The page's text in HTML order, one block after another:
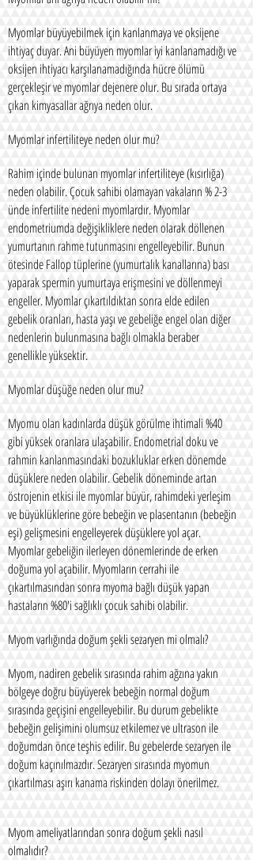
Myomlar büyüyebilmek için kanlanmaya ve oksijene
ihtiyaç duyar. Ani büyüyen myomlar iyi kanlanamadığı ve
oksijen ihtiyacı karşılanamadığında hücre ölümü
gerçekleşir ve myomlar dejenere olur. Bu sırada ortaya
çıkan kimyasallar ağrıya neden olur.
Myomlar infertiliteye neden olur mu?
Rahim içinde bulunan myomlar infertiliteye (kısırlığa)
neden olabilir. Çocuk sahibi olamayan vakaların % 2-3
ünde infertilite nedeni myomlardır. Myomlar
endometriumda değişikliklere neden olarak döllenen
yumurtanın rahme tutunmasını engelleyebilir. Bunun
ötesinde Fallop tüplerine (yumurtalık kanallarına) bası
yaparak spermin yumurtaya erişmesini ve döllenmeyi
engeller. Myomlar çıkartıldıktan sonra elde edilen
gebelik oranları, hasta yaşı ve gebeliğe engel olan diğer
nedenlerin bulunmasına bağlı olmakla beraber
genellikle yüksektir.
Myomlar düşüğe neden olur mu?
Myomu olan kadınlarda düşük görülme ihtimali %40
gibi yüksek oranlara ulaşabilir. Endometrial doku ve
rahmin kanlanmasındaki bozukluklar erken dönemde
düşüklere neden olabilir. Gebelik döneminde artan
östrojenin etkisi ile myomlar büyür, rahimdeki yerleşim
ve büyüklüklerine göre bebeğin ve plasentanın (bebeğin
eşi) gelişmesini engelleyerek düşüklere yol açar.
Myomlar gebeliğin ilerleyen dönemlerinde de erken
doğuma yol açabilir. Myomların cerrahi ile
çıkartılmasından sonra myoma bağlı düşük yapan
hastaların %80'i sağlıklı çocuk sahibi olabilir.
Myom varlığında doğum şekli sezaryen mi olmalı?
Myom, nadiren gebelik sırasında rahim ağzına yakın
bölgeye doğru büyüyerek bebeğin normal doğum
sırasında geçişini engelleyebilir. Bu durum gebelikte
bebeğin gelişimini olumsuz etkilemez ve ultrason ile
doğumdan önce teşhis edilir. Bu gebelerde sezaryen ile
doğum kaçınılmazdır. Sezaryen sırasında myomun
çıkartılması aşırı kanama riskinden dolayı önerilmez.
Myom ameliyatlarından sonra doğum şekli nasıl
olmalıdır?